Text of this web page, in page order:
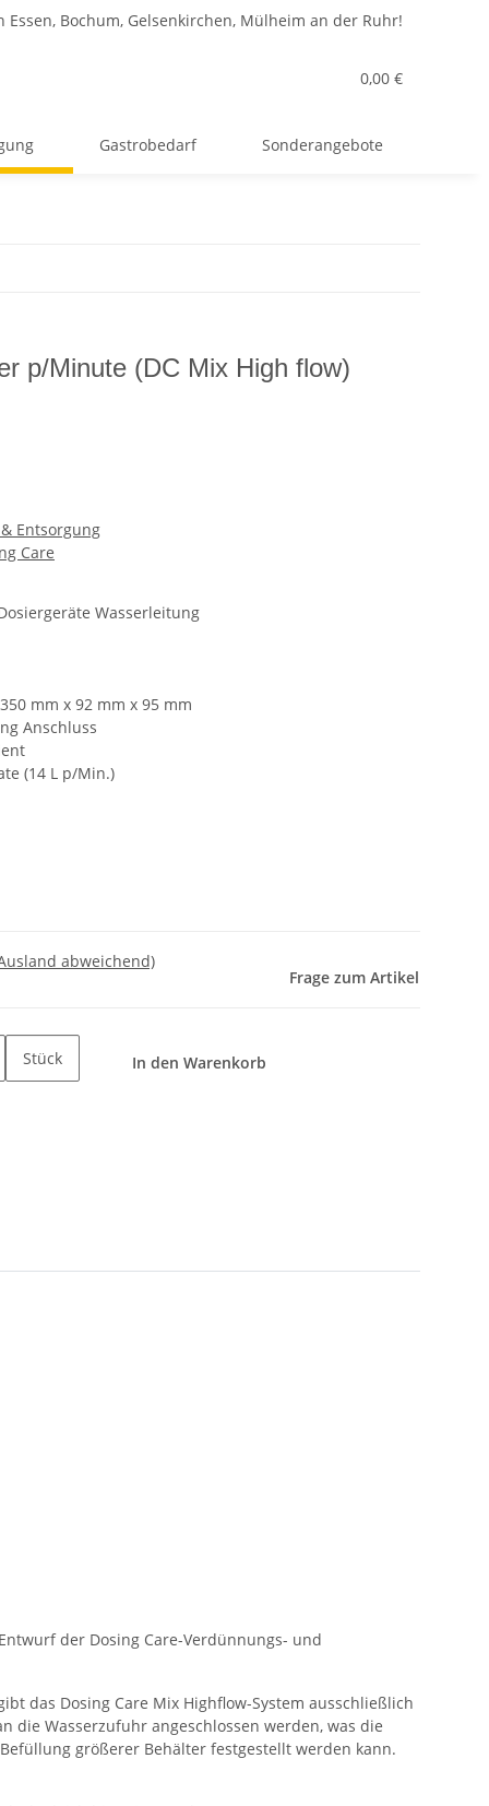
Bochum, Gelsenkirchen, Mülheim an der Ruhr!
0,00 €
Gastrobedarf Sonderangebote
p/Minute (DC Mix High flow)
Entsorgung
Care
Wasserleitung
mm x 92 mm x 95 mm
Anschluss
(14 L p/Min.)
abweichend)
Frage zum Artikel
Stück In den Warenkorb
der Dosing Care-Verdünnungs- und
das Dosing Care Mix Highflow-System ausschließlich
die Wasserzufuhr angeschlossen werden, was die
größerer Behälter festgestellt werden kann.